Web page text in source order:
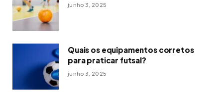
junho 3, 2025
Quais os equipamentos corretos
para praticar futsal?
junho 3, 2025